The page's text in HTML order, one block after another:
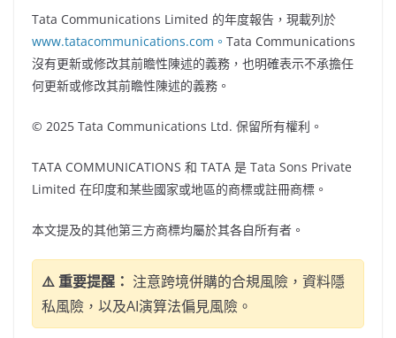
Tata Communications Limited 的年度報告，現載列於
www.tatacommunications.com 。 Tata Communications
沒有更新或修改其前瞻性陳述的義務，也明確表示不承擔任
何更新或修改其前瞻性陳述的義務。
© 2025 Tata Communications Ltd. 保留所有權利。
TATA COMMUNICATIONS 和 TATA 是 Tata Sons Private
Limited 在印度和某些國家或地區的商標或註冊商標。
本文提及的其他第三方商標均屬於其各自所有者。
⚠️ 重要提醒： 注意跨境併購的合規風險，資料隱
私風險，以及AI演算法偏見風險。